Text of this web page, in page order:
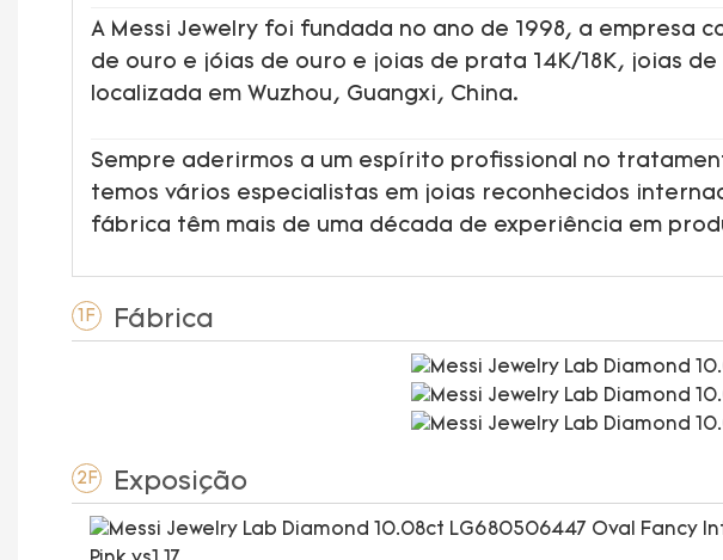
A Messi Jewelry foi fundada no ano de 1998, a empresa
de ouro e jóias de ouro e joias de prata 14K/18K, joias
localizada em Wuzhou, Guangxi, China.
Sempre aderirmos a um espírito profissional no
temos vários especialistas em joias reconhecidos
fábrica têm mais de uma década de experiência em
1F Fábrica
2F Exposição